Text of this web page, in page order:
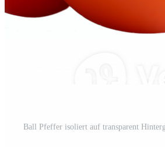
Ball Pfeffer isoliert auf transparent